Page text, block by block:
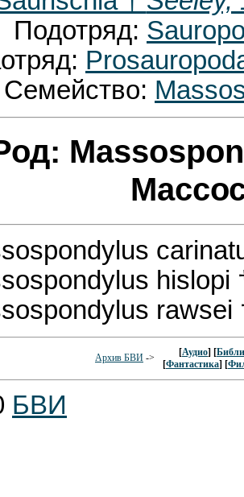
Подотряд:
Семейство:
hislopi
Архив БВИ -> [Аудио] [
[Фантастика] [
БВИ